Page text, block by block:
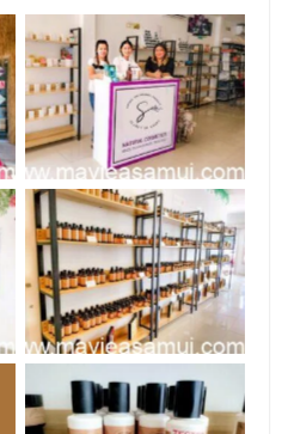
Un accueil
professionnel
Gamme de
cosmétiques